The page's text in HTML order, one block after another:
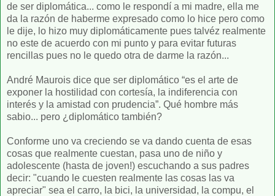
de ser diplomática... como le respondí a mi madre, ella me
da la razón de haberme expresado como lo hice pero como
le dije, lo hizo muy diplomáticamente pues talvéz realmente
no este de acuerdo con mi punto y para evitar futuras
rencillas pues no le quedo otra de darme la razón...
André Maurois dice que ser diplomático “es el arte de
exponer la hostilidad con cortesía, la indiferencia con
interés y la amistad con prudencia”. Qué hombre más
sabio... pero ¿diplomático también?
Conforme uno va creciendo se va dando cuenta de esas
cosas que realmente cuestan, pasa uno de niño y
adolescente (hasta de joven!) escuchando a sus padres
decir: "cuando le cuesten realmente las cosas las va
apreciar" sea el carro, la bici, la universidad, la compu, el